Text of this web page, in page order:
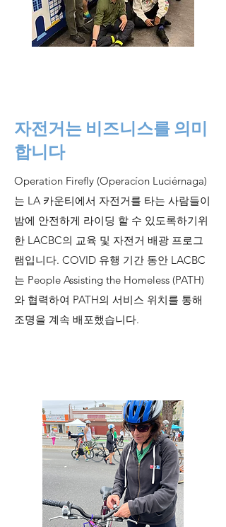
자전거는 비즈니스를 의미
합니다
Operation Firefly (Operacíon Luciérnaga)
는 LA 카운티에서 자전거를 타는 사람들이
밤에 안전하게 라이딩 할 수 있도록하기위
한 LACBC의 교육 및 자전거 배광 프로그
램입니다. COVID 유행 기간 동안 LACBC
는 People Assisting the Homeless (PATH)
와 협력하여 PATH의 서비스 위치를 통해
조명을 계속 배포했습니다.